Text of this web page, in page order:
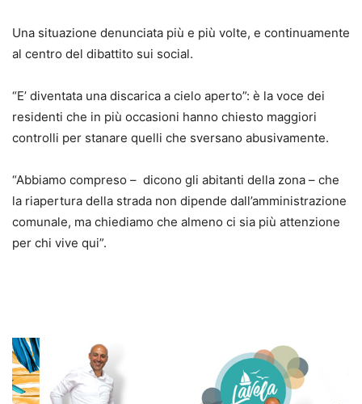
Una situazione denunciata più e più volte, e continuamente
al centro del dibattito sui social.
“E’ diventata una discarica a cielo aperto”: è la voce dei
residenti che in più occasioni hanno chiesto maggiori
controlli per stanare quelli che sversano abusivamente.
“Abbiamo compreso – dicono gli abitanti della zona – che
la riapertura della strada non dipende dall’amministrazione
comunale, ma chiediamo che almeno ci sia più attenzione
per chi vive qui”.